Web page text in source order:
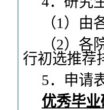
（1）
（2）
行初选推荐
5．申请
优秀毕